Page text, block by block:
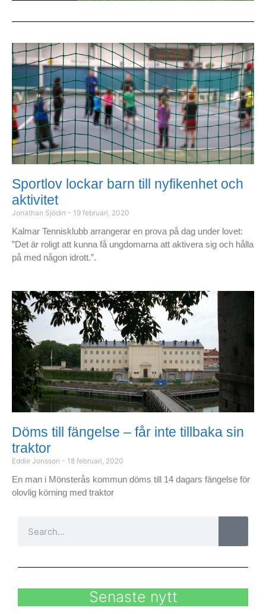
Lidköpings FK
Bilder från försäsongsmatchen på Gastens IP.
FokusKalmars fotograf Jonathan Sjödin var på
plats när IFK Kalmar vann matchen med 2-0.
Se alla bilder
Sportlov lockar barn till nyfikenhet och
aktivitet
Jonathan Sjödin 19 februari, 2020
Kalmar Tennisklubb arrangerar en prova på dag under lovet:
”Det är roligt att kunna få ungdomarna att aktivera sig och hålla
på med någon idrott.”.
Döms till fängelse – får inte tillbaka sin
traktor
Eddie Jonsson 18 februari, 2020
En man i Mönsterås kommun döms till 14 dagars fängelse för
olovlig körning med traktor
Senaste nytt